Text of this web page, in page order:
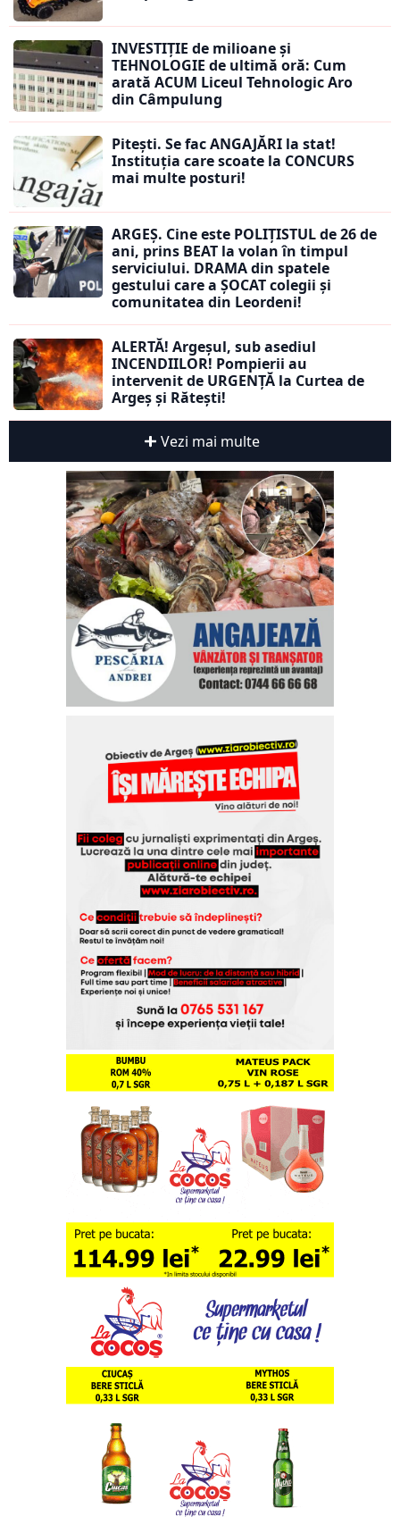
INVESTIȚIE de milioane și
TEHNOLOGIE de ultimă oră: Cum
arată ACUM Liceul Tehnologic Aro
din Câmpulung
Pitești. Se fac ANGAJĂRI la stat!
Instituția care scoate la CONCURS
mai multe posturi!
ARGEȘ. Cine este POLIȚISTUL de 26 de
ani, prins BEAT la volan în timpul
serviciului. DRAMA din spatele
gestului care a ȘOCAT colegii și
comunitatea din Leordeni!
ALERTĂ! Argeșul, sub asediul
INCENDIILOR! Pompierii au
intervenit de URGENȚĂ la Curtea de
Argeș și Rătești!
Vezi mai multe